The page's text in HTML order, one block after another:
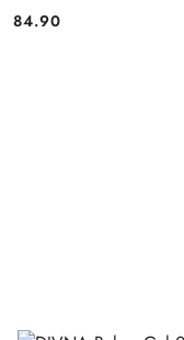
Cena:
84.90